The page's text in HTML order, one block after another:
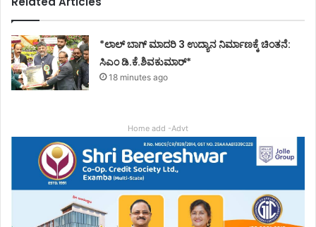
*ಲಾಲ್ ಬಾಗ್ ಮಾದರಿ 3 ಉದ್ಯಾನ ನಿರ್ಮಾಣಕ್ಕೆ ಚಿಂತನೆ:
ಸಿಎಂ ಡಿ.ಕೆ.ಶಿವಕುಮಾರ್*
18 minutes ago
Home add -Advt